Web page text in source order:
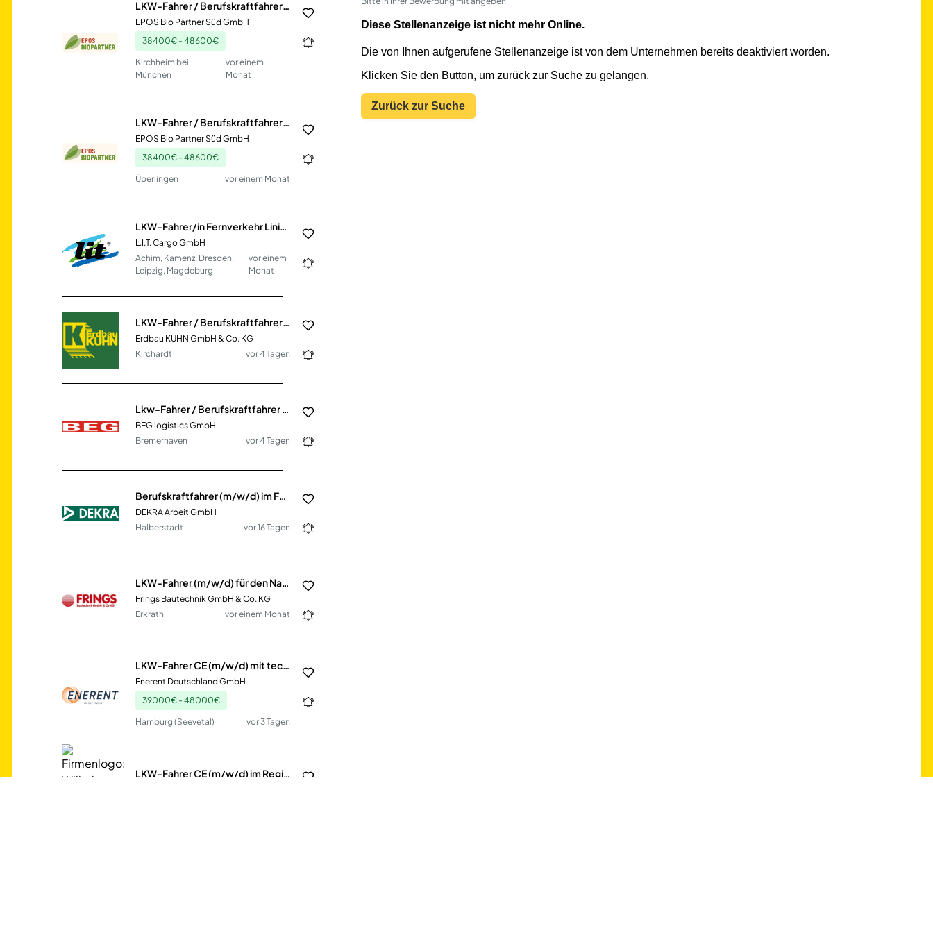
LKW-Fahrer / Berufskraftfahrer (m/w/d) Nahverkehr
EPOS Bio Partner Süd GmbH
38400€ - 48600€
Kirchheim bei
München
vor einem
Monat
LKW-Fahrer / Berufskraftfahrer (m/w/d) Nahverkehr
EPOS Bio Partner Süd GmbH
38400€ - 48600€
Überlingen vor einem Monat
LKW-Fahrer/in Fernverkehr Linie Automotive (m/w/d)
L.I.T. Cargo GmbH
Achim, Kamenz, Dresden,
Leipzig, Magdeburg
vor einem
Monat
LKW-Fahrer / Berufskraftfahrer (m/w/d)
Erdbau KUHN GmbH & Co. KG
Kirchardt
vor 4 Tagen
BEG logistics GmbH
Bremerhaven
vor 4 Tagen
Berufskraftfahrer (m/w/d) im Fernverkehr ab Halberstadt
DEKRA Arbeit GmbH
Halberstadt
vor 16 Tagen
LKW-Fahrer (m/w/d) für den Nahverkehr
Frings Bautechnik GmbH & Co. KG
Erkrath
vor einem Monat
LKW-Fahrer CE (m/w/d) mit technischem Verständnis
Enerent Deutschland GmbH
39000€ - 48000€
Hamburg (Seevetal) vor 3 Tagen
LKW-Fahrer CE (m/w/d) im Regional- oder Pendelverkehr